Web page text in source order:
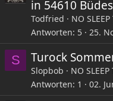
in 54610
Todfried
NO
Antworten 5 25.
S Turock
Slopbob
NO
Antworten 1 02.